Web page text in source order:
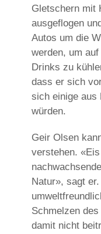
Gletschern mit
ausgeflogen
Autos um die
werden, um
Drinks zu
dass er sich
sich einige aus
würden.
Geir Olsen
verstehen.
Natur», sagt
Schmelzen
damit nicht